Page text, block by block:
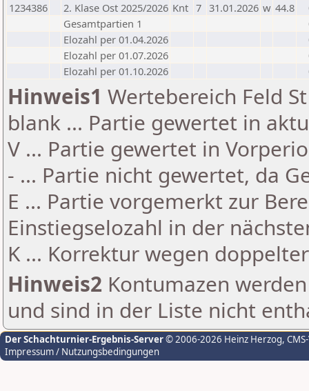
1234386
2. Klase Ost 2025/2026 Knt 7 31.01.2026 w 44.8
Gesamtpartien 1
Elozahl per 01.04.2026
Elozahl per 01.07.2026
Elozahl per 01.10.2026
Hinweis1 Wertebereich Feld
blank ... Partie gewertet in
V ... Partie gewertet in
- ... Partie nicht gewertet, da
E ... Partie vorgemerkt zur
Einstiegselozahl in der
K ... Korrektur wegen
Hinweis2 Kontumazen
und sind in der Liste nicht
Der Schachturnier-Ergebnis-Server© 2006-2026 Heinz Herzog,
Impressum / Nutzungsbedingungen